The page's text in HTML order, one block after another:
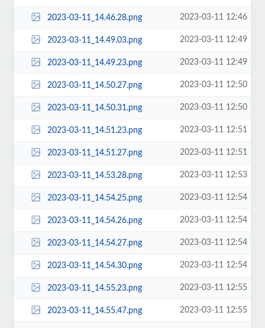
2023-03-11_14.46.28.png 2023-03-11 12:46
2023-03-11_14.49.03.png 2023-03-11 12:49
2023-03-11_14.49.23.png 2023-03-11 12:49
2023-03-11_14.50.27.png 2023-03-11 12:50
2023-03-11_14.50.31.png 2023-03-11 12:50
2023-03-11_14.51.23.png 2023-03-11 12:51
2023-03-11_14.51.27.png 2023-03-11 12:51
2023-03-11_14.53.28.png 2023-03-11 12:53
2023-03-11_14.54.25.png 2023-03-11 12:54
2023-03-11_14.54.26.png 2023-03-11 12:54
2023-03-11_14.54.27.png 2023-03-11 12:54
2023-03-11_14.54.30.png 2023-03-11 12:54
2023-03-11_14.55.23.png 2023-03-11 12:55
2023-03-11_14.55.47.png 2023-03-11 12:55